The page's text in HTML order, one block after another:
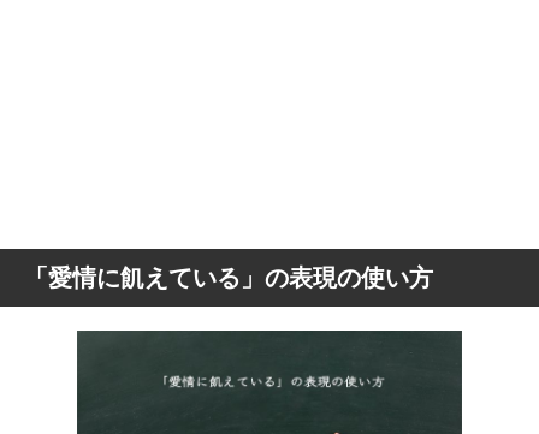
「愛情に飢えている」の表現の使い方